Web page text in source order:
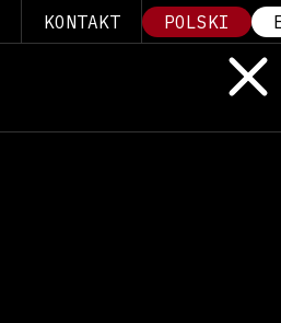
KONTAKT POLSKI